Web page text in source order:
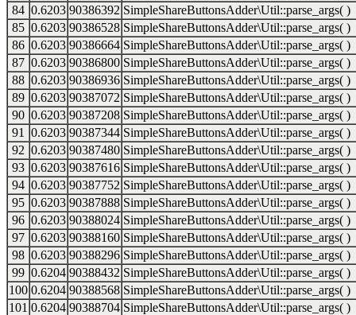
84 0.6203 90386392 SimpleShareButtonsAdder\Util::parse_args( )
85 0.6203 90386528 SimpleShareButtonsAdder\Util::parse_args( )
86 0.6203 90386664 SimpleShareButtonsAdder\Util::parse_args( )
87 0.6203 90386800 SimpleShareButtonsAdder\Util::parse_args( )
88 0.6203 90386936 SimpleShareButtonsAdder\Util::parse_args( )
89 0.6203 90387072 SimpleShareButtonsAdder\Util::parse_args( )
90 0.6203 90387208 SimpleShareButtonsAdder\Util::parse_args( )
91
0.6203 90387344 SimpleShareButtonsAdder\Util::parse_args( )
92 0.6203 90387480 SimpleShareButtonsAdder\Util::parse_args( )
93 0.6203 90387616 SimpleShareButtonsAdder\Util::parse_args( )
94 0.6203 90387752 SimpleShareButtonsAdder\Util::parse_args( )
95 0.6203 90387888 SimpleShareButtonsAdder\Util::parse_args( )
96 0.6203 90388024 SimpleShareButtonsAdder\Util::parse_args( )
97 0.6203 90388160 SimpleShareButtonsAdder\Util::parse_args( )
98 0.6203 90388296 SimpleShareButtonsAdder\Util::parse_args( )
99 0.6204 90388432 SimpleShareButtonsAdder\Util::parse_args( )
100 0.6204 90388568 SimpleShareButtonsAdder\Util::parse_args( )
101 0.6204 90388704 SimpleShareButtonsAdder\Util::parse_args( )